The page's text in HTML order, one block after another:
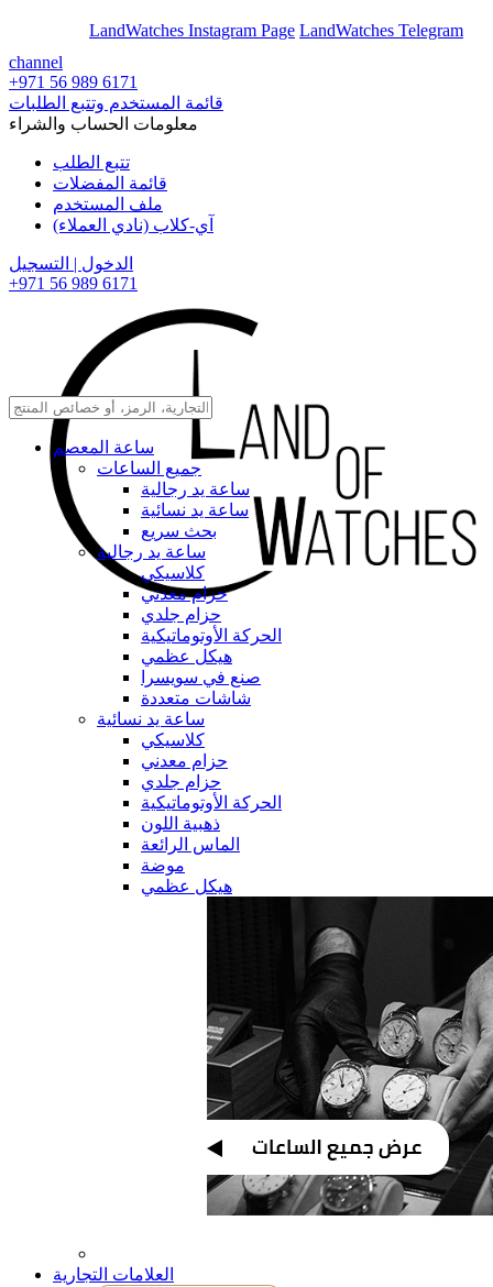
LandWatches Instagram Page LandWatches Telegram
channel
+971 56 989 6171
قائمة المستخدم وتتبع الطلبات
معلومات الحساب والشراء
تتبع الطلب
قائمة المفضلات
ملف المستخدم
آي-كلاب (نادي العملاء)
الدخول | التسجيل
+971 56 989 6171
ساعة المعصم
جميع الساعات
ساعة يد رجالية
ساعة يد نسائية
بحث سريع
ساعة يد رجالية
كلاسيكي
حزام معدني
حزام جلدي
الحركة الأوتوماتيكية
هيكل عظمي
صنع في سويسرا
شاشات متعددة
ساعة يد نسائية
كلاسيكي
حزام معدني
حزام جلدي
الحركة الأوتوماتيكية
ذهبية اللون
الماس الرائعة
موضة
هيكل عظمي
العلامات التجارية